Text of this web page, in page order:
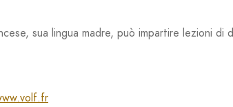
sua lingua madre, può impartire lezioni